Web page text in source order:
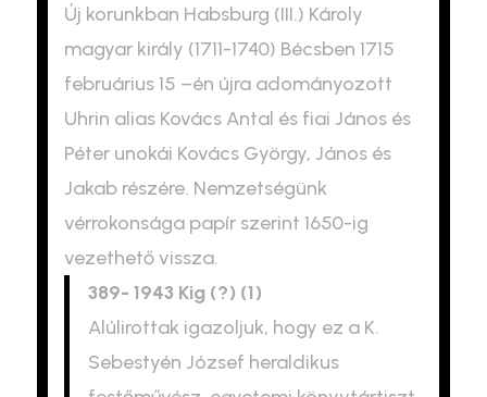
Új korunkban Habsburg (III.) Károly
magyar király (1711-1740) Bécsben 1715
februárius 15 –én újra adományozott
Uhrin alias Kovács Antal és fiai János és
Péter unokái Kovács György, János és
Jakab részére. Nemzetségünk
vérrokonsága papír szerint 1650-ig
vezethető vissza.
389- 1943 Kig (?) (1)
Alúlirottak igazoljuk, hogy ez a K.
Sebestyén József heraldikus